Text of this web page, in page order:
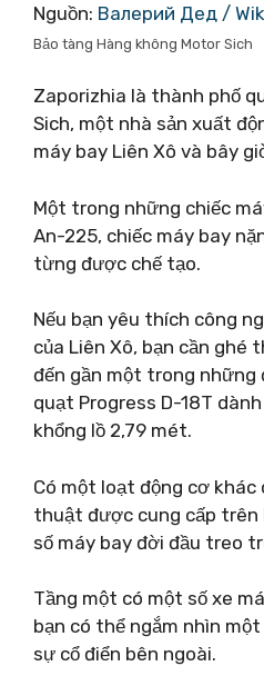
Nguồn: Валерий Дед /
Bảo tàng Hàng không Motor Sich
Zaporizhia là thành phố
Sich, một nhà sản xuất
máy bay Liên Xô và bây
Một trong những chiếc
An-225, chiếc máy bay
từng được chế tạo.
Nếu bạn yêu thích công
của Liên Xô, bạn cần ghé
đến gần một trong những
quạt Progress D-18T
khổng lồ 2,79 mét.
Có một loạt động cơ
thuật được cung cấp
số máy bay đời đầu treo
Tầng một có một số xe
bạn có thể ngắm nhìn
sự cổ điển bên ngoài.